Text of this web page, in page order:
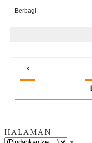
Berbagi
‹
HALAMAN